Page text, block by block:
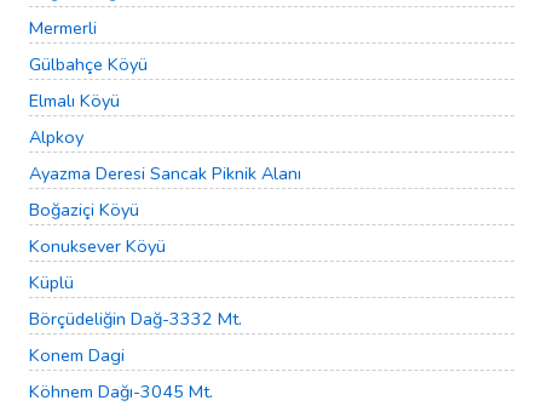
Mermerli
Gülbahçe Köyü
Elmalı Köyü
Alpkoy
Ayazma Deresi Sancak Piknik Alanı
Boğaziçi Köyü
Konuksever Köyü
Küplü
Börçüdeliğin Dağ-3332 Mt.
Konem Dagi
Köhnem Dağı-3045 Mt.